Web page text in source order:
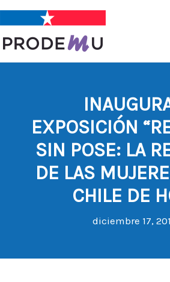
contenido
EXPOSICIÓN
SIN POSE: LA
DE LAS
CHILE DE
diciembre 17,